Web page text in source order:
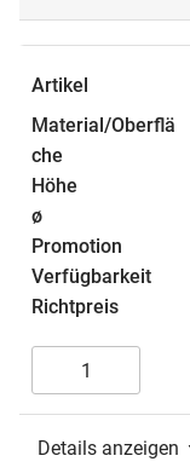
Details anzeigen